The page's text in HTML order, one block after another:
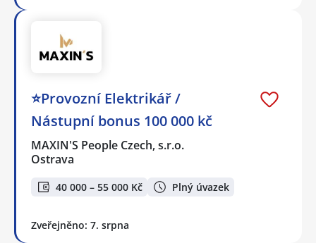
⭐Provozní Elektrikář /
Nástupní bonus 100 000 kč
MAXIN'S People Czech, s.r.o.
Ostrava
40 000 – 55 000 Kč Plný úvazek
Zveřejněno: 7. srpna